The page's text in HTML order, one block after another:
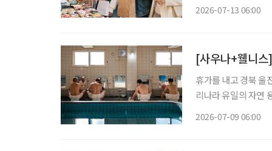
2026-07-13 06:00
[사우나+웰니
휴가를 내고 경북 울
리나라 유일의 자연
2026-07-09 06:00